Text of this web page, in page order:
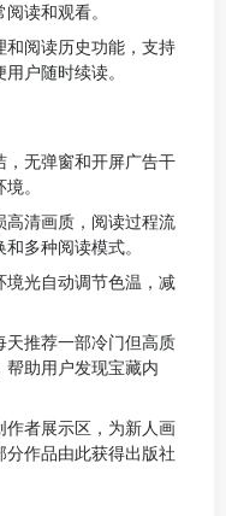
读和观看。
和阅读历史功能，支持
户随时续读。
，无弹窗和开屏广告干
。
高清画质，阅读过程流
多种阅读模式。
境光自动调节色温，减
天推荐一部冷门但高质
助用户发现宝藏内
作者展示区，为新人画
作品由此获得出版社